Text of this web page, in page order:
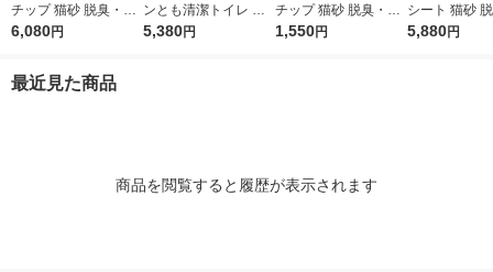
チップ 猫砂 脱臭・抗
菌チップ 大きめの粒
6,080円
ンとも清潔トイレ 脱
臭・抗菌チップ 大き
5,380円
チップ 猫砂 脱臭・抗
菌チップ 大きめの粒
1,550円
シート 猫砂
菌シート 大
5,880円
最近見た商品
商品を閲覧すると履歴が表示されます